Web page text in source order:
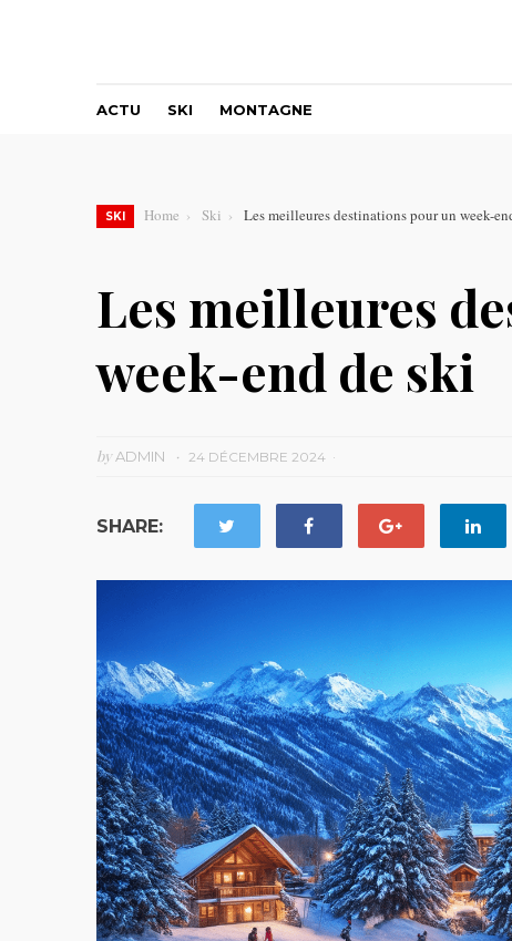
ACTU SKI MONTAGNE
SKI Home Ski Les meilleures destinations pour un week-
Les meilleures
week-end de ski
byADMIN 24 DÉCEMBRE 2024
SHARE: